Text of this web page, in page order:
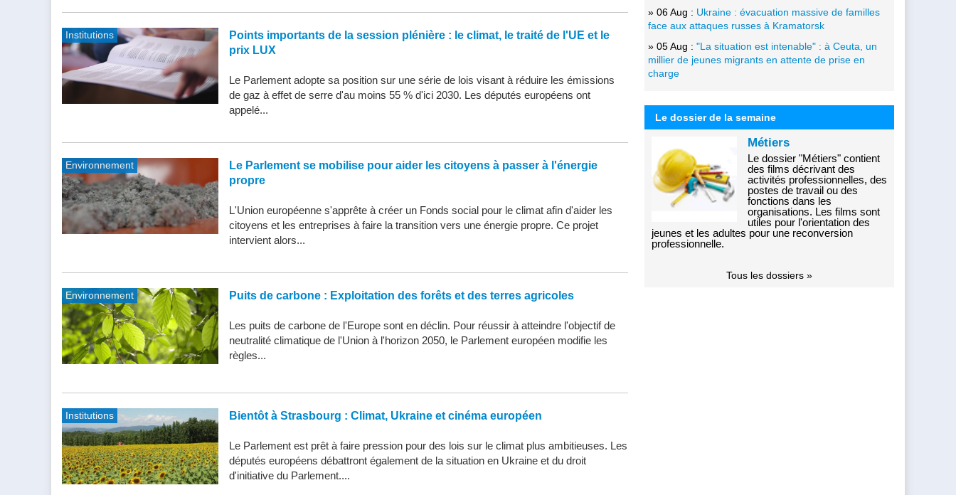
Institutions
Points importants de la session plénière : le climat, le traité de l'UE et le
prix LUX
Le Parlement adopte sa position sur une série de lois visant à réduire les émissions
de gaz à effet de serre d'au moins 55 % d'ici 2030. Les députés européens ont
appelé...
Environnement
Le Parlement se mobilise pour aider les citoyens à passer à l'énergie
propre
L'Union européenne s'apprête à créer un Fonds social pour le climat afin d'aider les
citoyens et les entreprises à faire la transition vers une énergie propre. Ce projet
intervient alors...
Environnement Puits de carbone : Exploitation des forêts et des terres agricoles
Les puits de carbone de l'Europe sont en déclin. Pour réussir à atteindre l'objectif de
neutralité climatique de l'Union à l'horizon 2050, le Parlement européen modifie les
règles...
Institutions Bientôt à Strasbourg : Climat, Ukraine et cinéma européen
Le Parlement est prêt à faire pression pour des lois sur le climat plus ambitieuses. Les
députés européens débattront également de la situation en Ukraine et du droit
d'initiative du Parlement....
» 06 Aug : Ukraine : évacuation massive de familles
face aux attaques russes à Kramatorsk
» 05 Aug : "La situation est intenable" : à Ceuta, un
millier de jeunes migrants en attente de prise en
charge
Le dossier de la semaine
Métiers
Le dossier "Métiers" contient
des films décrivant des
activités professionnelles, des
postes de travail ou des
fonctions dans les
organisations. Les films sont
utiles pour l'orientation des
jeunes et les adultes pour une reconversion
professionnelle.
Tous les dossiers »